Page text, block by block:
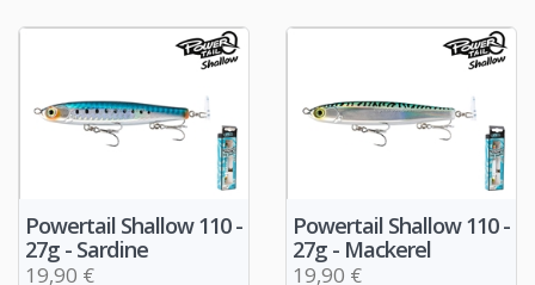
Powertail Shallow 110 -
27g - Sardine
19,90 €
Powertail Shallow 110 -
27g - Mackerel
19,90 €